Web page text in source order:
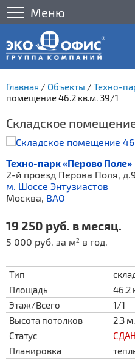
Меню
Главная / Объекты /Техно-
помещение 46.2 кв.м. 39/1
Складское
Техно-парк «Перово Поле»
2-й проезд Перова Поля,
м. Шоссе Энтузиастов
Москва, ВАО
19 250 руб. в месяц.
5 000 руб. за м2 в год.
Тип
Площадь
46.2
Этаж/Всего
1/1
Высота потолков
2.3 м.
Статус
Планировка